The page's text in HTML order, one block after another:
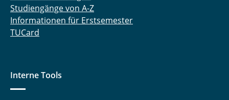
Studiengänge von A-Z
Informationen für Erstsemester
TUCard
Interne Tools